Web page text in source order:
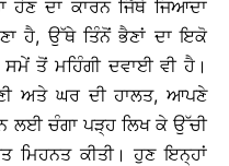
ਹੋਣ ਦਾ ਕਾਰਨ ਜਿੱਥੇ ਜਿਆਦਾ
ਹੈ, ਉੱਥੇ ਤਿੰਨੋਂ ਭੈਣਾਂ ਦਾ ਇਕੋ
ਤੋਂ ਮਹਿੰਗੀ ਦਵਾਈ ਵੀ ਹੈ।
ਅਤੇ ਘਰ ਦੀ ਹਾਲਤ, ਆਪਣੇ
ਲਈ ਚੰਗਾ ਪੜ੍ਹ ਲਿਖ ਕੇ ਉੱਚੀ
ਕੀਤੀ। ਹੁਣ ਇਨ੍ਹਾਂ